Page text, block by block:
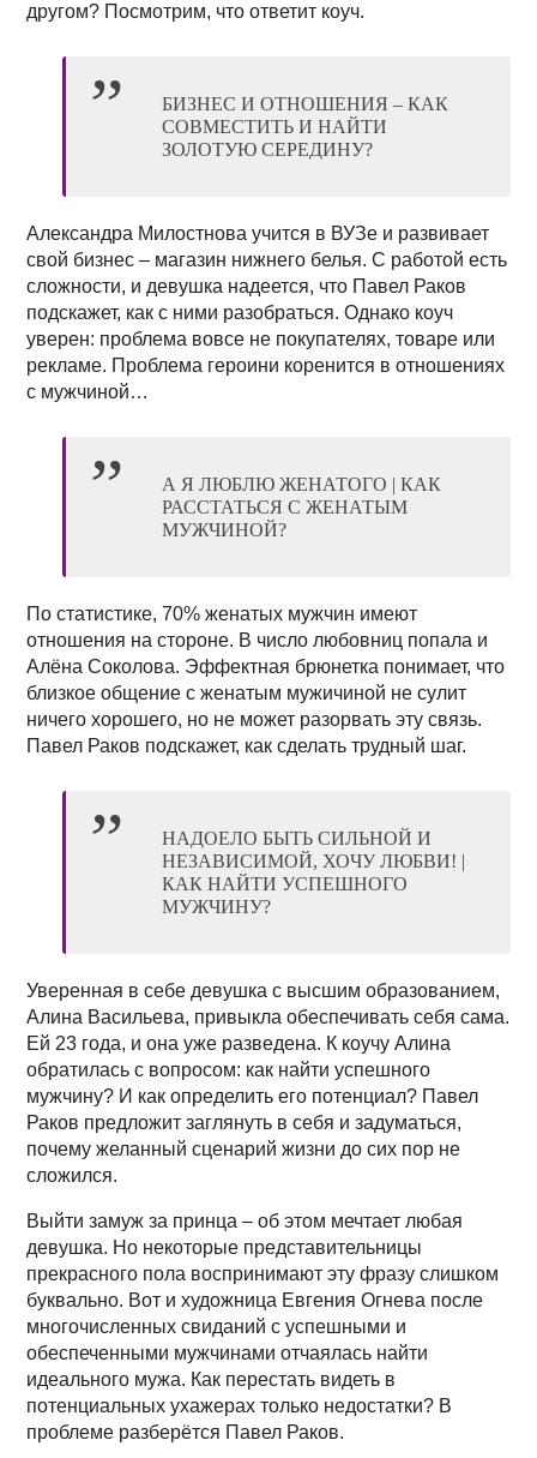
другом? Посмотрим, что ответит коуч.
БИЗНЕС И ОТНОШЕНИЯ – КАК
СОВМЕСТИТЬ И НАЙТИ
ЗОЛОТУЮ СЕРЕДИНУ?
Александра Милостнова учится в ВУЗе и развивает
свой бизнес – магазин нижнего белья. С работой есть
сложности, и девушка надеется, что Павел Раков
подскажет, как с ними разобраться. Однако коуч
уверен: проблема вовсе не покупателях, товаре или
рекламе. Проблема героини коренится в отношениях
с мужчиной…
А Я ЛЮБЛЮ ЖЕНАТОГО | КАК
РАССТАТЬСЯ С ЖЕНАТЫМ
МУЖЧИНОЙ?
По статистике, 70% женатых мужчин имеют
отношения на стороне. В число любовниц попала и
Алёна Соколова. Эффектная брюнетка понимает, что
близкое общение с женатым мужичиной не сулит
ничего хорошего, но не может разорвать эту связь.
Павел Раков подскажет, как сделать трудный шаг.
НАДОЕЛО БЫТЬ СИЛЬНОЙ И
НЕЗАВИСИМОЙ, ХОЧУ ЛЮБВИ! |
КАК НАЙТИ УСПЕШНОГО
МУЖЧИНУ?
Уверенная в себе девушка с высшим образованием,
Алина Васильева, привыкла обеспечивать себя сама.
Ей 23 года, и она уже разведена. К коучу Алина
обратилась с вопросом: как найти успешного
мужчину? И как определить его потенциал? Павел
Раков предложит заглянуть в себя и задуматься,
почему желанный сценарий жизни до сих пор не
сложился.
Выйти замуж за принца – об этом мечтает любая
девушка. Но некоторые представительницы
прекрасного пола воспринимают эту фразу слишком
буквально. Вот и художница Евгения Огнева после
многочисленных свиданий с успешными и
обеспеченными мужчинами отчаялась найти
идеального мужа. Как перестать видеть в
потенциальных ухажерах только недостатки? В
проблеме разберётся Павел Раков.